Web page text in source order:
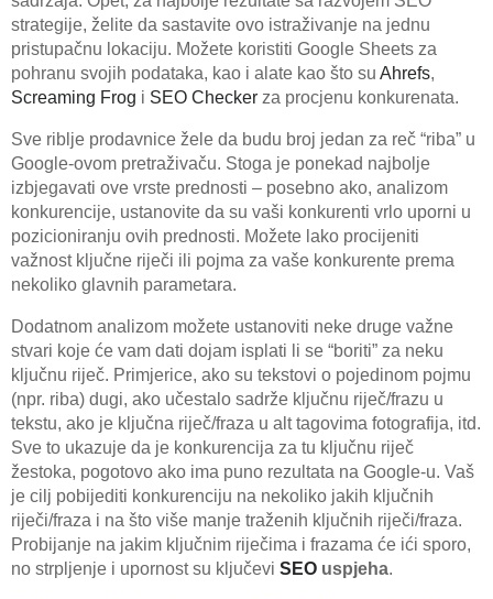
strategije, želite da sastavite ovo istraživanje na jednu
pristupačnu lokaciju. Možete koristiti Google Sheets za
pohranu svojih podataka, kao i alate kao što su Ahrefs,
Screaming Frog i SEO Checker za procjenu konkurenata.
Sve riblje prodavnice žele da budu broj jedan za reč “riba” u
Google-ovom pretraživaču. Stoga je ponekad najbolje
izbjegavati ove vrste prednosti – posebno ako, analizom
konkurencije, ustanovite da su vaši konkurenti vrlo uporni u
pozicioniranju ovih prednosti. Možete lako procijeniti
važnost ključne riječi ili pojma za vaše konkurente prema
nekoliko glavnih parametara.
Dodatnom analizom možete ustanoviti neke druge važne
stvari koje će vam dati dojam isplati li se “boriti” za neku
ključnu riječ. Primjerice, ako su tekstovi o pojedinom pojmu
(npr. riba) dugi, ako učestalo sadrže ključnu riječ/frazu u
tekstu, ako je ključna riječ/fraza u alt tagovima fotografija, itd.
Sve to ukazuje da je konkurencija za tu ključnu riječ
žestoka, pogotovo ako ima puno rezultata na Google-u. Vaš
je cilj pobijediti konkurenciju na nekoliko jakih ključnih
riječi/fraza i na što više manje traženih ključnih riječi/fraza.
Probijanje na jakim ključnim riječima i frazama će ići sporo,
no strpljenje i upornost su ključevi SEO uspjeha.